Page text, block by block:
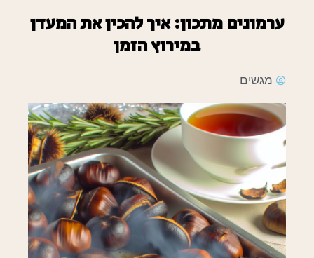
ערמונים מתכון: איך להכין את המעדן
במירוץ הזמן
מגשים